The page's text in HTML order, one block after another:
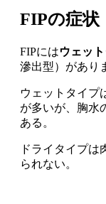
FIPの症状
FIPにはウェッ
滲出型）があり
ウェットタイプ
が多いが、胸水
ある。
ドライタイプは
られない。